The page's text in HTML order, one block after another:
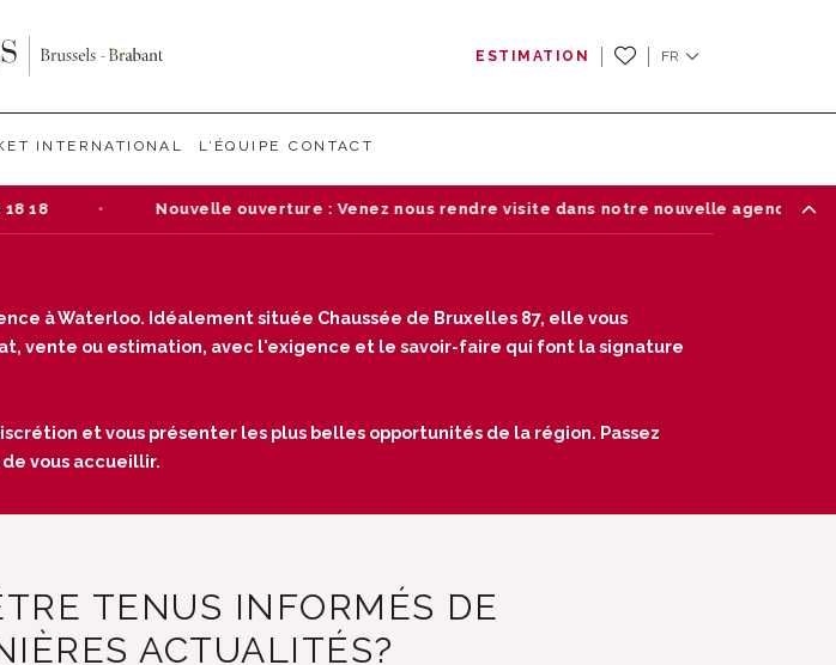
ESTIMATION FR
INTERNATIONAL L’ÉQUIPE CONTACT
Nouvelle ouverture : Venez nous rendre visite dans notre nouvelle agence de
à Waterloo. Idéalement située Chaussée de Bruxelles 87, elle vous
vente ou estimation, avec l'exigence et le savoir-faire qui font la signature
et vous présenter les plus belles opportunités de la région. Passez
vous accueillir.
TENUS INFORMÉS DE
ACTUALITÉS?